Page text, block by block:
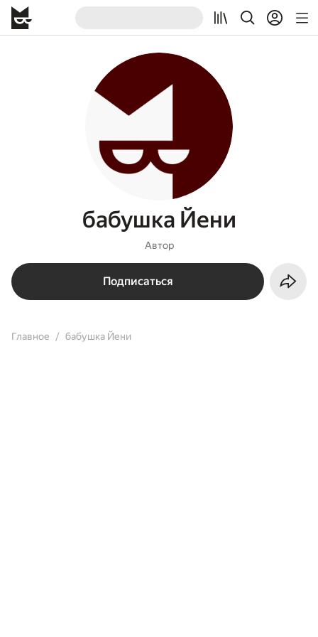
бабушка Йени
Автор
Подписаться
Главное бабушка Йени